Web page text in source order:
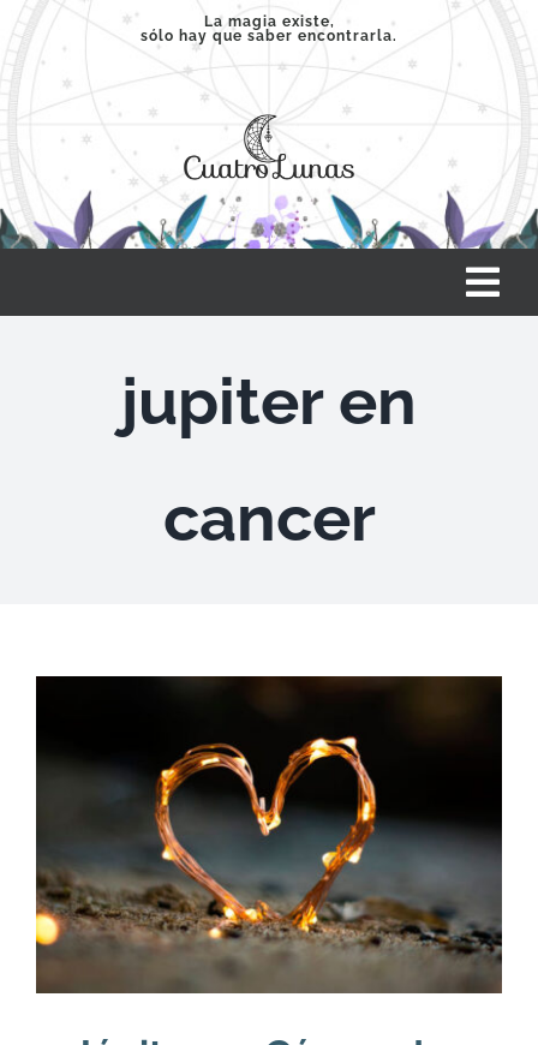
Saltar
contenido
La magia existe,
sólo hay que saber encontrarla.
SERVICIOS
CONTACTO
jupiter en
cancer